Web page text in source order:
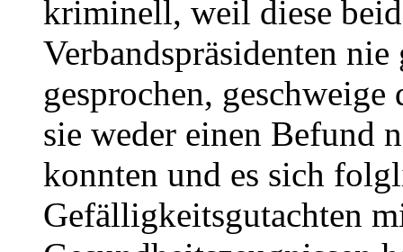
kriminell, weil diese
Verbandspräsidenten
gesprochen,
sie weder einen Befund
konnten und es sich
Gefälligkeitsgutachten